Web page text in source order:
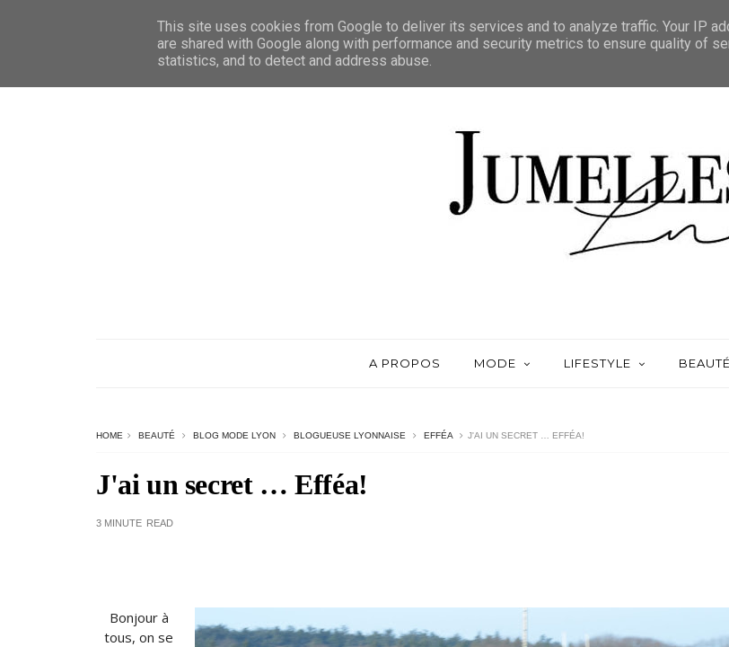
A PROPOS MODE LIFESTYLE BEAUTÉ
HOME BEAUTÉ BLOG MODE LYON BLOGUEUSE LYONNAISE EFFÉA J'AI UN SECRET … EFFÉA!
J'ai un secret … Efféa!
3 MINUTE READ
Bonjour à
tous, on se
This site uses cookies from Google to deliver its services and to analyze traffic. Your IP
are shared with Google along with performance and security metrics to ensure quality of
statistics, and to detect and address abuse.